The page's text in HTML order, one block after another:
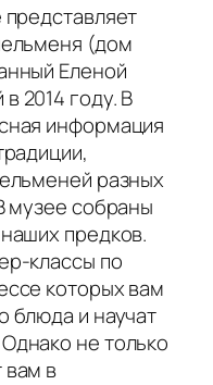
(дом
Еленой
2014 году. В
информация
разных
музее собраны
предков.
классы по
которых вам
блюда и научат
не только
вам в